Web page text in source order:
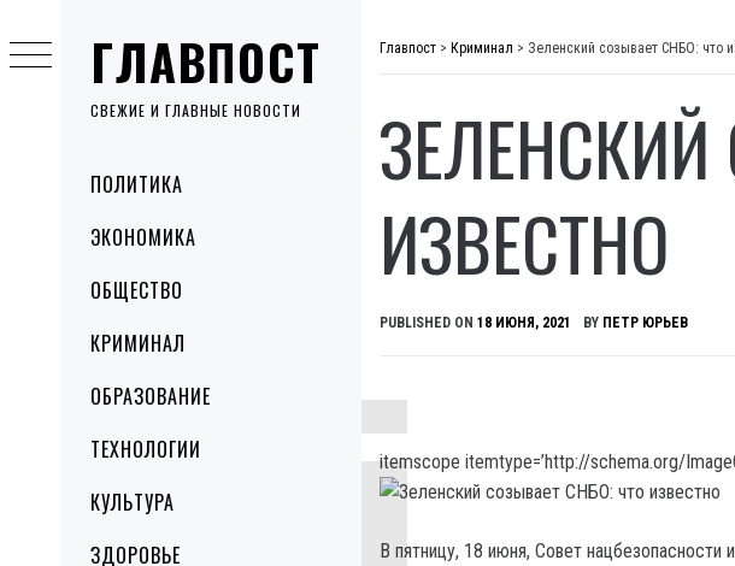
ГЛАВПОСТ
СВЕЖИЕ И ГЛАВНЫЕ НОВОСТИ
MenuПОЛИТИКА
ЭКОНОМИКА
ОБЩЕСТВО
КРИМИНАЛ
ОБРАЗОВАНИЕ
ТЕХНОЛОГИИ
КУЛЬТУРА
ЗДОРОВЬЕ
to
content
Главпост > Криминал > Зеленский созывает СНБО: что
ИЗВЕСТНО
PUBLISHED ON 18 ИЮНЯ, 2021 BY ПЕТР ЮРЬЕВ
itemscope itemtype=’http://schema.org/
В пятницу, 18 июня, Совет